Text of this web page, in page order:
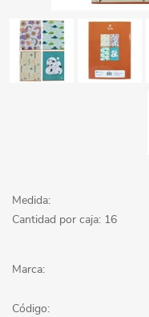
Medida:
Cantidad por caja: 16
Marca:
Código: